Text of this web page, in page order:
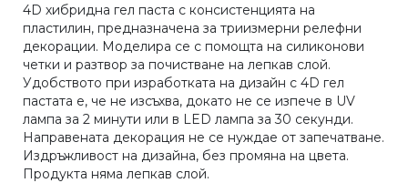
4D хибридна гел паста с консистенцията на
пластилин, предназначена за триизмерни релефни
декорации. Моделира се с помощта на силиконови
четки и разтвор за почистване на лепкав слой.
Удобството при изработката на дизайн с 4D гел
пастата е, че не изсъхва, докато не се изпече в UV
лампа за 2 минути или в LED лампа за 30 секунди.
Направената декорация не се нуждае от запечатване.
Издръжливост на дизайна, без промяна на цвета.
Продукта няма лепкав слой.